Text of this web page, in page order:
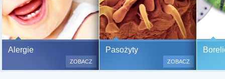
Alergie
Bezbolesne testy alergiczne
500 alergenów oraz zabiegi
odczulające.
ZOBACZ
Pasożyty
ZOBACZ